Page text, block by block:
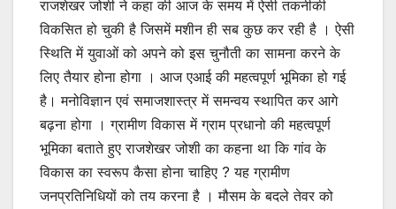
राजशेखर जोशी ने कहा की आज के समय में ऐसी तकनीकी
विकसित हो चुकी है जिसमें मशीन ही सब कुछ कर रही है । ऐसी
स्थिति में युवाओं को अपने को इस चुनौती का सामना करने के
लिए तैयार होना होगा । आज एआई की महत्वपूर्ण भूमिका हो गई
है। मनोविज्ञान एवं समाजशास्त्र में समन्वय स्थापित कर आगे
बढ़ना होगा । ग्रामीण विकास में ग्राम प्रधानो की महत्वपूर्ण
भूमिका बताते हुए राजशेखर जोशी का कहना था कि गांव के
विकास का स्वरूप कैसा होना चाहिए ? यह ग्रामीण
जनप्रतिनिधियों को तय करना है । मौसम के बदले तेवर को